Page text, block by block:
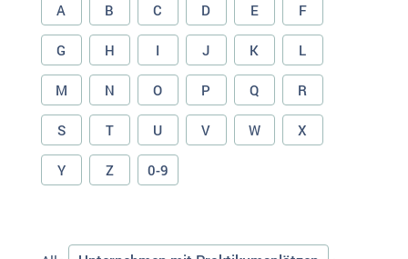
A B C D E F
G H I J K L
M N O P Q R
S T U V W X
Y Z 0-9